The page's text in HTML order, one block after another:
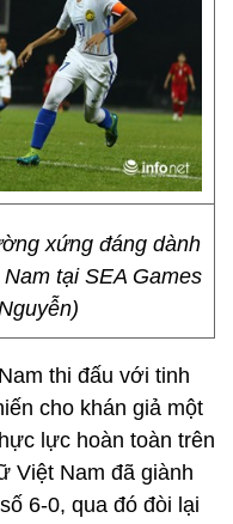
xứng đáng dành
tại SEA Games
thi đấu với tinh
cho khán giả một
lực hoàn toàn trên
Việt Nam đã giành
6-0, qua đó đòi lại